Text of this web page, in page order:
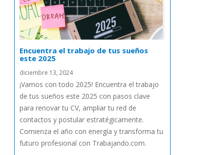
Encuentra el trabajo de tus sueños
este 2025
diciembre 13, 2024
¡Vamos con todo 2025! Encuentra el trabajo
de tus sueños este 2025 con pasos clave
para renovar tu CV, ampliar tu red de
contactos y postular estratégicamente.
Comienza el año con energía y transforma tu
futuro profesional con Trabajando.com.